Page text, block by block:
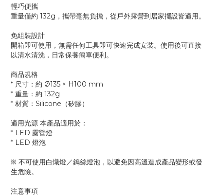
輕巧便攜
重量僅約 132g，攜帶毫無負擔，從戶外露營到居家擺設皆適用。
免組裝設計
開箱即可使用，無需任何工具即可快速完成安裝。使用後可直接
以清水清洗，日常保養簡單便利。
商品規格
* 尺寸：約 Ø135 × H100 mm
* 重量：約 132g
* 材質：Silicone（矽膠）
適用光源 本產品適用於：
* LED 露營燈
* LED 燈泡
※ 不可使用白熾燈／鎢絲燈泡，以避免因高溫造成產品變形或發
生危險。
注意事項